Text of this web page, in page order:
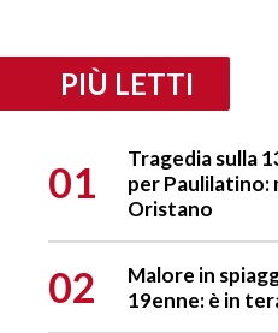
PIÙ LETTI
01
Tragedia sulla
per Paulilatino:
Oristano
02
Malore in
19enne: è in